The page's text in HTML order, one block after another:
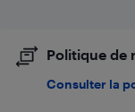
Politique de
Consulter la